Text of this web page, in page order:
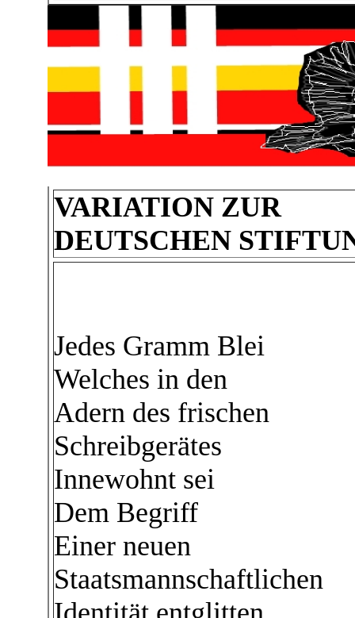
VARIATION ZUR
DEUTSCHEN
Jedes Gramm Blei
Welches in den
Adern des frischen
Schreibgerätes
Innewohnt sei
Dem Begriff
Einer neuen
Staatsmannschaftlichen